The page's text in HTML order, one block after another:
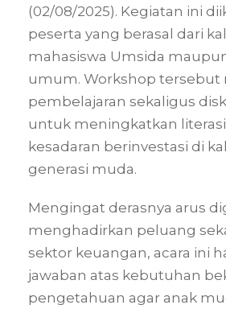
(02/08/2025). Kegiatan ini
peserta yang berasal dari
mahasiswa Umsida
umum. Workshop tersebut
pembelajaran sekaligus
untuk meningkatkan
kesadaran berinvestasi di
generasi muda.
Mengingat derasnya arus
menghadirkan peluang
sektor keuangan, acara ini
jawaban atas kebutuhan
pengetahuan agar anak